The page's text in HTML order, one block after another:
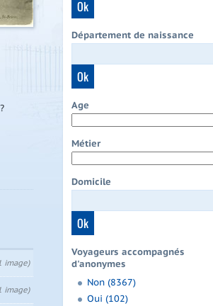
image)
image)
Département de naissance
Age
Métier
Domicile
Voyageurs accompagnés
d'anonymes
Non (8367)
Oui (102)